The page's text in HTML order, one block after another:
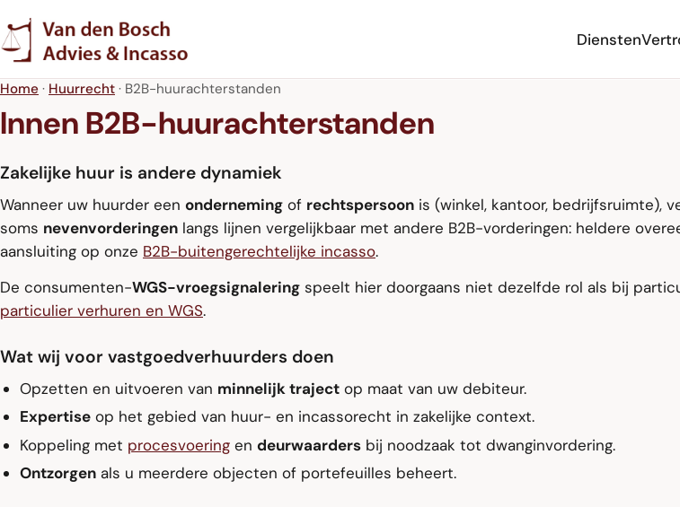
Diensten
Home · Huurrecht · B2B-huurachterstanden
Innen B2B-huurachterstanden
Zakelijke huur is andere dynamiek
Wanneer uw huurder een onderneming of rechtspersoon is (winkel, kantoor, bedrijfsruimte),
soms nevenvorderingen langs lijnen vergelijkbaar met andere B2B-vorderingen: heldere
aansluiting op onze B2B-buitengerechtelijke incasso.
De consumenten-WGS-vroegsignalering speelt hier doorgaans niet dezelfde rol als bij
particulier verhuren en WGS.
Wat wij voor vastgoedverhuurders doen
Opzetten en uitvoeren van minnelijk trajectop maat van uw debiteur.
Expertiseop het gebied van huur- en incassorecht in zakelijke context.
Koppeling met procesvoeringen deurwaardersbij noodzaak tot dwanginvordering.
Ontzorgenals u meerdere objecten of portefeuilles beheert.